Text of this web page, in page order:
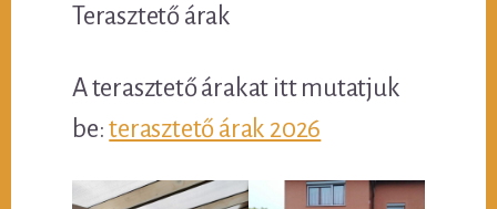
Terasztető árak
A terasztető árakat itt mutatjuk
be:terasztető árak 2026